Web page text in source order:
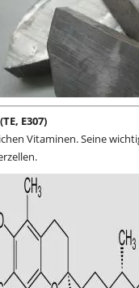
E307)
Vitaminen. Seine